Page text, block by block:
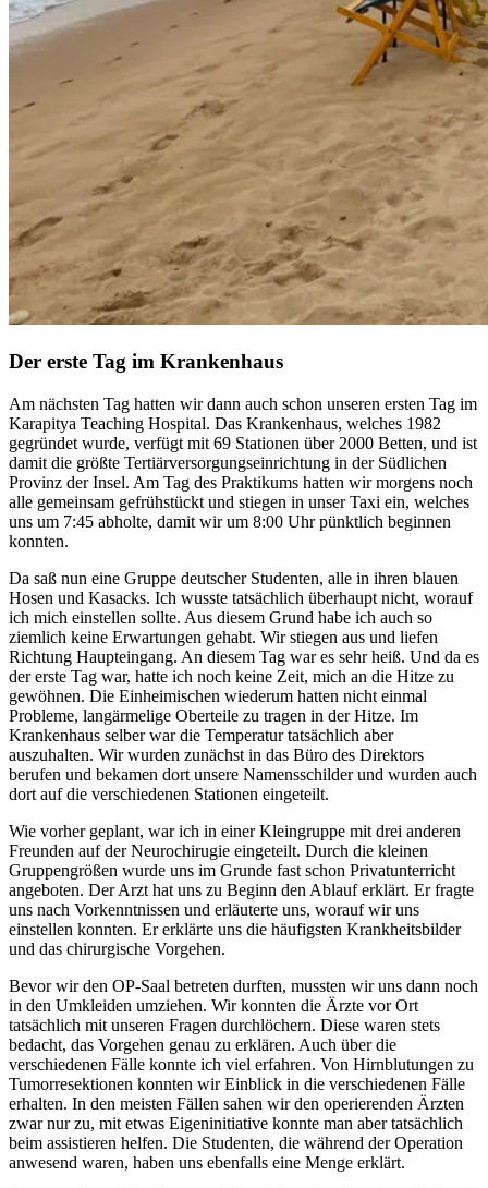
Der erste Tag im Krankenhaus
Am nächsten Tag hatten wir dann auch schon unseren ersten Tag im
Karapitya Teaching Hospital. Das Krankenhaus, welches 1982
gegründet wurde, verfügt mit 69 Stationen über 2000 Betten, und ist
damit die größte Tertiärversorgungseinrichtung in der Südlichen
Provinz der Insel. Am Tag des Praktikums hatten wir morgens noch
alle gemeinsam gefrühstückt und stiegen in unser Taxi ein, welches
uns um 7:45 abholte, damit wir um 8:00 Uhr pünktlich beginnen
konnten.
Da saß nun eine Gruppe deutscher Studenten, alle in ihren blauen
Hosen und Kasacks. Ich wusste tatsächlich überhaupt nicht, worauf
ich mich einstellen sollte. Aus diesem Grund habe ich auch so
ziemlich keine Erwartungen gehabt. Wir stiegen aus und liefen
Richtung Haupteingang. An diesem Tag war es sehr heiß. Und da es
der erste Tag war, hatte ich noch keine Zeit, mich an die Hitze zu
gewöhnen. Die Einheimischen wiederum hatten nicht einmal
Probleme, langärmelige Oberteile zu tragen in der Hitze. Im
Krankenhaus selber war die Temperatur tatsächlich aber
auszuhalten. Wir wurden zunächst in das Büro des Direktors
berufen und bekamen dort unsere Namensschilder und wurden auch
dort auf die verschiedenen Stationen eingeteilt.
Wie vorher geplant, war ich in einer Kleingruppe mit drei anderen
Freunden auf der Neurochirugie eingeteilt. Durch die kleinen
Gruppengrößen wurde uns im Grunde fast schon Privatunterricht
angeboten. Der Arzt hat uns zu Beginn den Ablauf erklärt. Er fragte
uns nach Vorkenntnissen und erläuterte uns, worauf wir uns
einstellen konnten. Er erklärte uns die häufigsten Krankheitsbilder
und das chirurgische Vorgehen.
Bevor wir den OP-Saal betreten durften, mussten wir uns dann noch
in den Umkleiden umziehen. Wir konnten die Ärzte vor Ort
tatsächlich mit unseren Fragen durchlöchern. Diese waren stets
bedacht, das Vorgehen genau zu erklären. Auch über die
verschiedenen Fälle konnte ich viel erfahren. Von Hirnblutungen zu
Tumorresektionen konnten wir Einblick in die verschiedenen Fälle
erhalten. In den meisten Fällen sahen wir den operierenden Ärzten
zwar nur zu, mit etwas Eigeninitiative konnte man aber tatsächlich
beim assistieren helfen. Die Studenten, die während der Operation
anwesend waren, haben uns ebenfalls eine Menge erklärt.